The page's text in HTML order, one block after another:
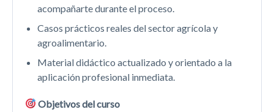
acompañarte durante el proceso.
Casos prácticos reales del sector agrícola y
agroalimentario.
Material didáctico actualizado y orientado a la
aplicación profesional inmediata.
Objetivos del curso